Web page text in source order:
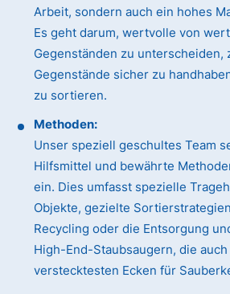
Arbeit, sondern auch ein hohes
Es geht darum, wertvolle von
Gegenständen zu unterscheiden,
Gegenstände sicher zu
zu sortieren.
Methoden:
Unser speziell geschultes Team
Hilfsmittel und bewährte
ein. Dies umfasst spezielle
Objekte, gezielte
Recycling oder die Entsorgung
High-End-Staubsaugern, die
verstecktesten Ecken für